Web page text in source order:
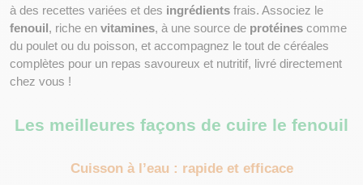
à des recettes variées et des ingrédients
fenouil , riche en vitamines, à une source de protéines comme
du poulet ou du poisson, et accompagnez le tout de céréales
complètes pour un repas savoureux et nutritif, livré directement
chez vous !
Les meilleures façons de cuire le fenouil
Cuisson à l’eau : rapide et efficace